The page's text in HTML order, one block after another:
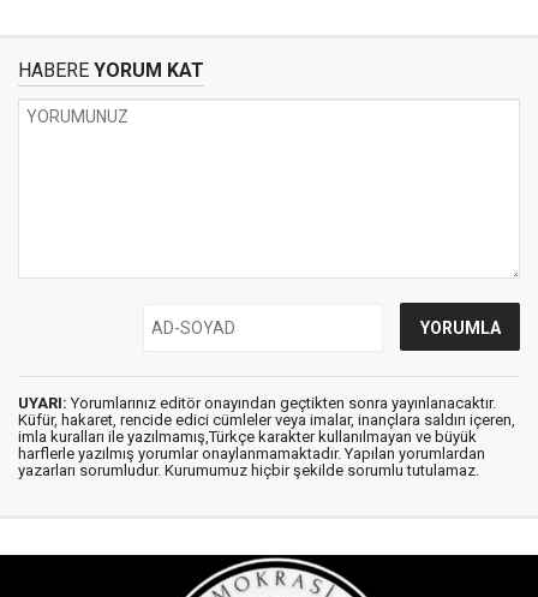
HABERE YORUM KAT
UYARI: Yorumlarınız editör onayından geçtikten sonra yayınlanacaktır.
Küfür, hakaret, rencide edici cümleler veya imalar, inançlara saldırı içeren,
imla kuralları ile yazılmamış,Türkçe karakter kullanılmayan ve büyük
harflerle yazılmış yorumlar onaylanmamaktadır. Yapılan yorumlardan
yazarları sorumludur. Kurumumuz hiçbir şekilde sorumlu tutulamaz.